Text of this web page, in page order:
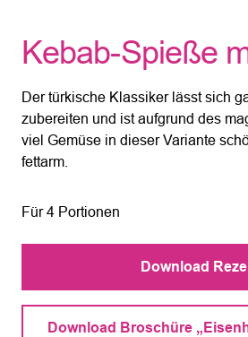
Kebab-Spieße
Der türkische Klassiker lässt sich
zubereiten und ist aufgrund des
viel Gemüse in dieser Variante
fettarm.
Für 4 Portionen
Download
Download Broschüre